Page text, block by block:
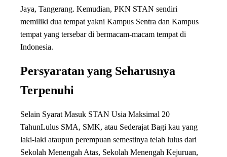
Jaya, Tangerang. Kemudian, PKN STAN sendiri
memiliki dua tempat yakni Kampus Sentra dan Kampus
tempat yang tersebar di bermacam-macam tempat di
Indonesia.
Persyaratan yang Seharusnya
Terpenuhi
Selain Syarat Masuk STAN Usia Maksimal 20
TahunLulus SMA, SMK, atau Sederajat Bagi kau yang
laki-laki ataupun perempuan semestinya telah lulus dari
Sekolah Menengah Atas, Sekolah Menengah Kejuruan,